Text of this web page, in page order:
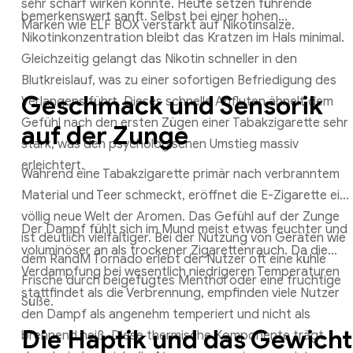
sehr scharf wirken konnte. Heute setzen führende
Marken wie ELF BOX verstärkt auf Nikotinsalze.
bemerkenswert sanft. Selbst bei einer hohen
Nikotinkonzentration bleibt das Kratzen im Hals minimal.
Gleichzeitig gelangt das Nikotin schneller in den
Blutkreislauf, was zu einer sofortigen Befriedigung des
Verlangens führt. Dieses schnelle Anfluten ähnelt dem
Gefühl nach den ersten Zügen einer Tabakzigarette sehr
stark, was den psychologischen Umstieg massiv
erleichtert.
Geschmack und Sensorik
auf der Zunge
Während eine Tabakzigarette primär nach verbranntem
Material und Teer schmeckt, eröffnet die E-Zigarette eine
völlig neue Welt der Aromen. Das Gefühl auf der Zunge
ist deutlich vielfältiger. Bei der Nutzung von Geräten wie
dem RandM Tornado erlebt der Nutzer oft eine kühle
Frische durch beigefügtes Menthol oder eine fruchtige
Süße.
Der Dampf fühlt sich im Mund meist etwas feuchter und
voluminöser an als trockener Zigarettenrauch. Da die
Verdampfung bei wesentlich niedrigeren Temperaturen
stattfindet als die Verbrennung, empfinden viele Nutzer
den Dampf als angenehm temperiert und nicht als
brennend heiß. Diese thermische Komponente trägt
Die Haptik und das Gewicht